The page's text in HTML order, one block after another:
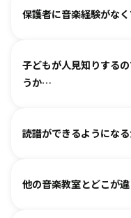
ヴァイオリン、ピアノ
（楽器のレッスンを始
箇所ございます。）
保護者に音楽経験がなく
基本は個人レッスンで
す。楽器に触れるのが
グループレッスンやイベ
る、というお声も多くい
子どもが人見知りする
うか…
各指導者がお子様の個
ご覧いただき、徐々に慣
読譜ができるようになる
各指導者がお子様の様
他の音楽教室とどこが